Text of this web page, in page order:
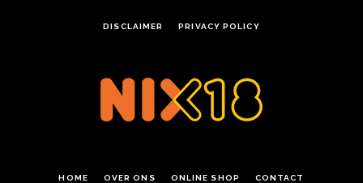
DISCLAIMER PRIVACY POLICY
HOME OVER ONS ONLINE SHOP CONTACT